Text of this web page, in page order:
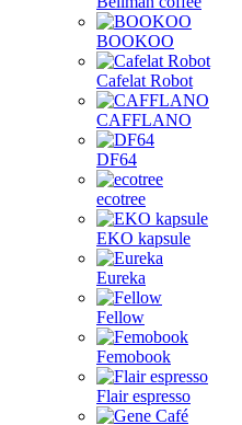
BOOKOO
Cafelat Robot
CAFFLANO
DF64
ecotree
EKO kapsule
Eureka
Fellow
Femobook
Flair espresso